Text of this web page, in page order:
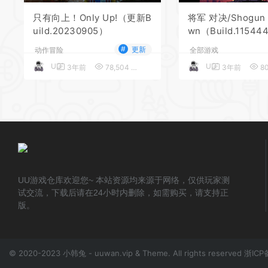
只有向上！Only Up!（更新B
uild.20230905）
动作冒险 #
更新
UU
3年前 78,504
将军 对决/
wn（
5）
全部游戏
UU
3年前
UU游戏仓库欢迎您~ 本站资源均来源于网络，仅供玩家测
试交流，下载后请在24小时内删除，如需购买，请支持正
版。
© 2020-2023 小韩兔 - uuwan.vip & Theme. All rights reserved 浙ICP